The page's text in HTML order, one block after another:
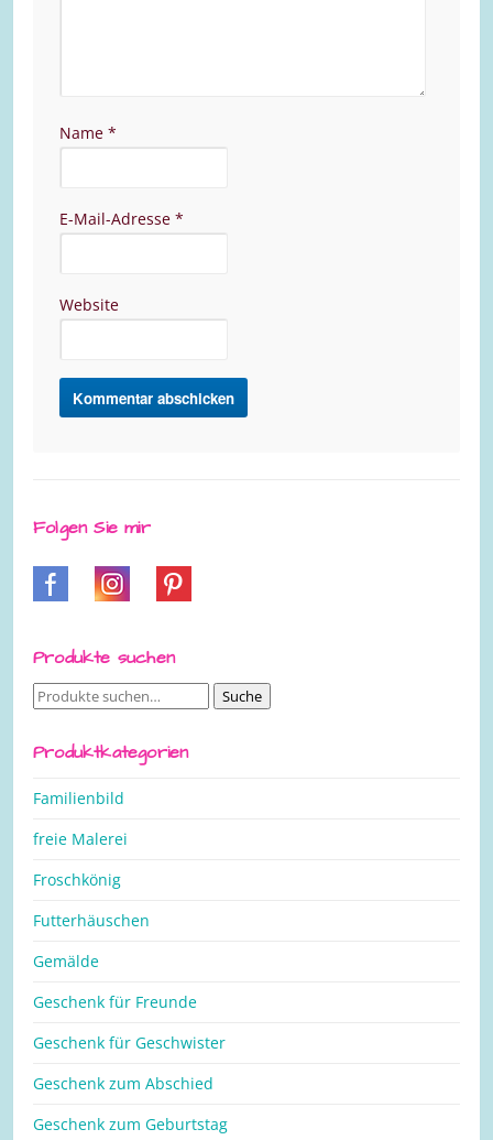
Name *
E-Mail-Adresse *
Website
Folgen Sie mir
Produkte suchen
Suche
Suche
Produktkategorien
Familienbild
freie Malerei
Froschkönig
Futterhäuschen
Gemälde
Geschenk für Freunde
Geschenk für Geschwister
Geschenk zum Abschied
Geschenk zum Geburtstag